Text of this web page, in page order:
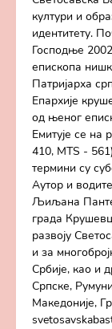
култури и
идентитету.
Господње
епископа
Патријарха
Епархије
од њеног
Емитује се на
410, MTS -
термини су
Аутор и
Љиљана
града
развоју
и за
Србије, као и
Српске,
Македоније,